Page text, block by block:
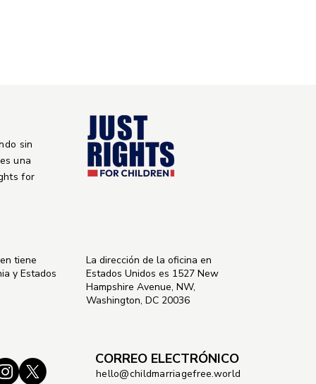
sin
una
for
tiene
y Estados
La dirección de la oficina en
Estados Unidos es 1527 New
Hampshire Avenue, NW,
Washington, DC 20036
CORREO ELECTRÓNICO
hello@childmarriagefree.world